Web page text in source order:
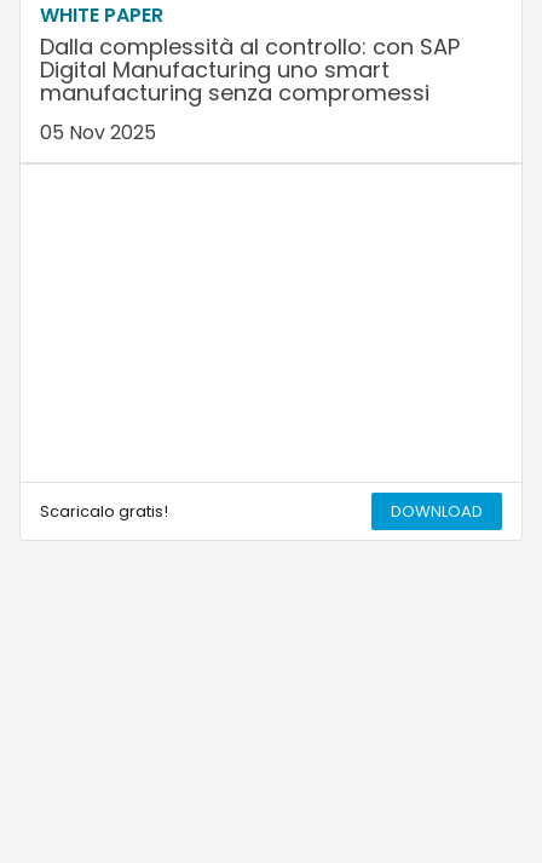
WHITE PAPER
Dalla complessità al controllo: con SAP
Digital Manufacturing uno smart
manufacturing senza compromessi
05 Nov 2025
Scaricalo gratis! DOWNLOAD